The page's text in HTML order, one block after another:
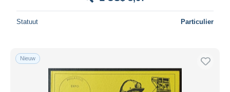
Statuut Particulier
Nieuw